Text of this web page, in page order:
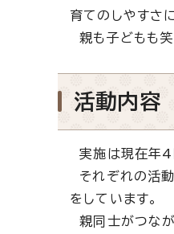
育てのしやすさ
親も子どもも笑
活動内容
実施は現在年4回
それぞれの活動
をしています。
親同士がつなが